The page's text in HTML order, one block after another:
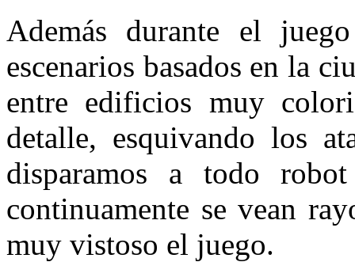
Además durante el
escenarios basados en la
entre edificios muy
detalle, esquivando los
disparamos a todo
continuamente se vean
muy vistoso el juego.